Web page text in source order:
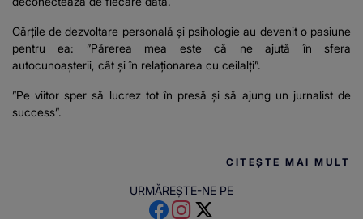
Cărțile de dezvoltare personală și psihologie au devenit o pasiune
pentru ea: ”Părerea mea este că ne ajută în sfera
autocunoașterii, cât și în relaționarea cu ceilalți”.
”Pe viitor sper să lucrez tot în presă și să ajung un jurnalist de
success”.
CITEȘTE MAI MULT
URMĂREȘTE-NE PE